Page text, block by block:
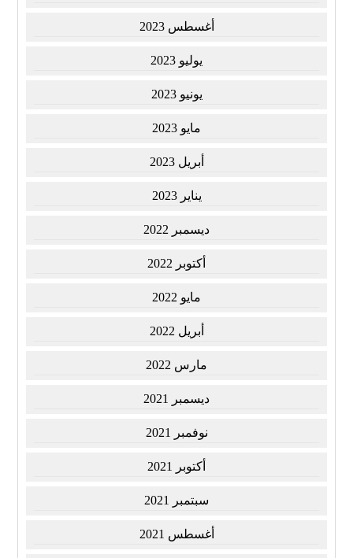
أغسطس 2023
يوليو 2023
يونيو 2023
مايو 2023
أبريل 2023
يناير 2023
ديسمبر 2022
أكتوبر 2022
مايو 2022
أبريل 2022
مارس 2022
ديسمبر 2021
نوفمبر 2021
أكتوبر 2021
سبتمبر 2021
أغسطس 2021